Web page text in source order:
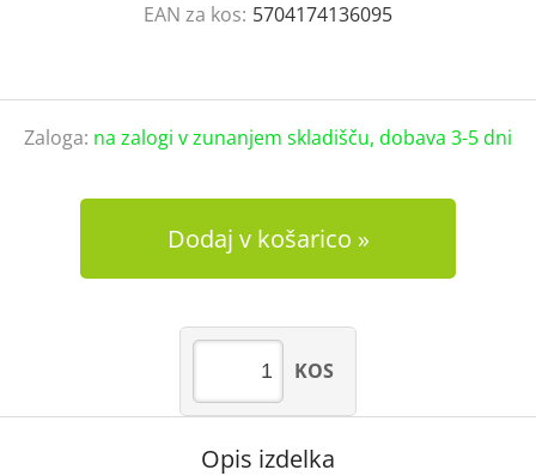
EAN za kos: 5704174136095
Zaloga: na zalogi v zunanjem skladišču, dobava 3-5 dni
Dodaj v košarico
KOS
Opis izdelka